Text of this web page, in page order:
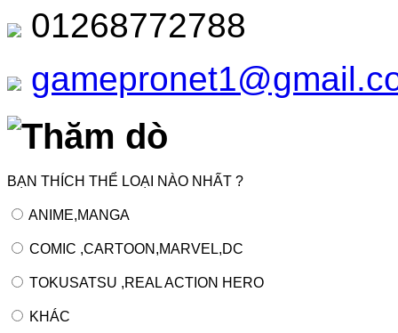
01268772788
Thăm dò
BẠN THÍCH THỂ LOẠI NÀO NHẤT ?
ANIME,MANGA
COMIC ,CARTOON,MARVEL,DC
TOKUSATSU ,REAL ACTION HERO
KHÁC